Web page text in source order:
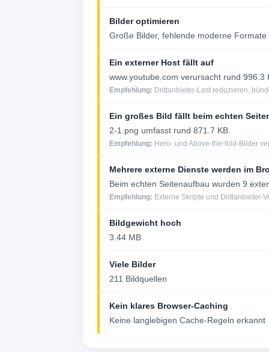
Bilder optimieren
Große Bilder, fehlende moderne
Ein externer Host fällt auf
www.youtube.com verursacht rund 996.3
Empfehlung: Drittanbieter-Last reduzieren,
Ein großes Bild fällt beim echten
2-1.png umfasst rund 871.7 KB.
Empfehlung: Hero- und Above-the-fold-Bilder
Mehrere externe Dienste werden im
Beim echten Seitenaufbau wurden 9
Empfehlung: Externe Skripte und Drittanbieter-
Bildgewicht hoch
3.44 MB
Viele Bilder
211 Bildquellen
Kein klares Browser-Caching
Keine langlebigen Cache-Regeln erkannt